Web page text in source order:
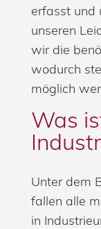
erfasst und
unseren
wir die
wodurch
möglich
Was
Unter dem
fallen alle
in